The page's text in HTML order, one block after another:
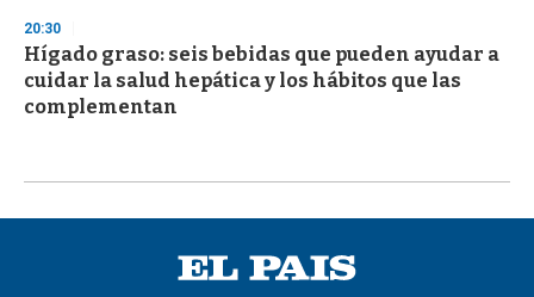
20:30
Hígado graso: seis bebidas que pueden ayudar a
cuidar la salud hepática y los hábitos que las
complementan